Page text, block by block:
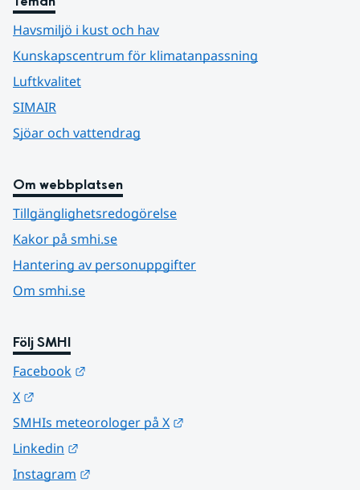
Havsmiljö i kust och hav
Kunskapscentrum för klimatanpassning
Luftkvalitet
SIMAIR
Sjöar och vattendrag
Om webbplatsen
Tillgänglighetsredogörelse
Kakor på smhi.se
Hantering av personuppgifter
Om smhi.se
Följ SMHI
Facebook
X
SMHIs meteorologer på X
Linkedin
Instagram